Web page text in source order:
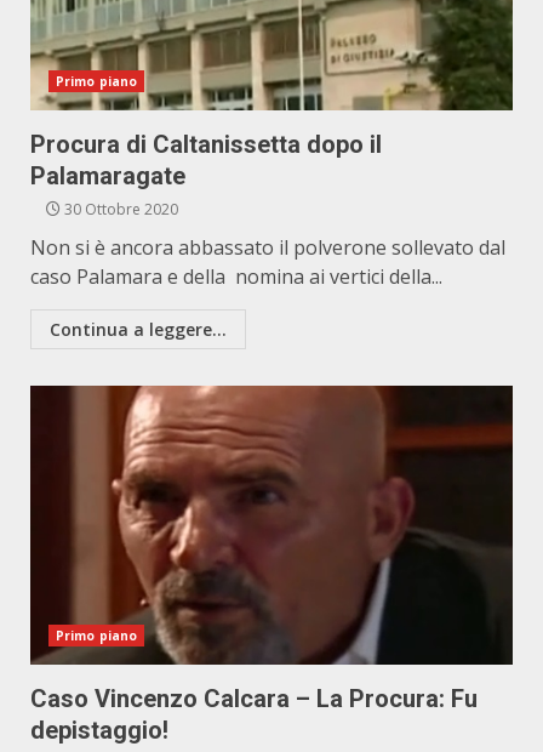
Primo piano
Procura di Caltanissetta dopo il
Palamaragate
30 Ottobre 2020
Non si è ancora abbassato il polverone sollevato dal
caso Palamara e della nomina ai vertici della...
Continua a leggere...
Primo piano
Caso Vincenzo Calcara – La Procura: Fu
depistaggio!